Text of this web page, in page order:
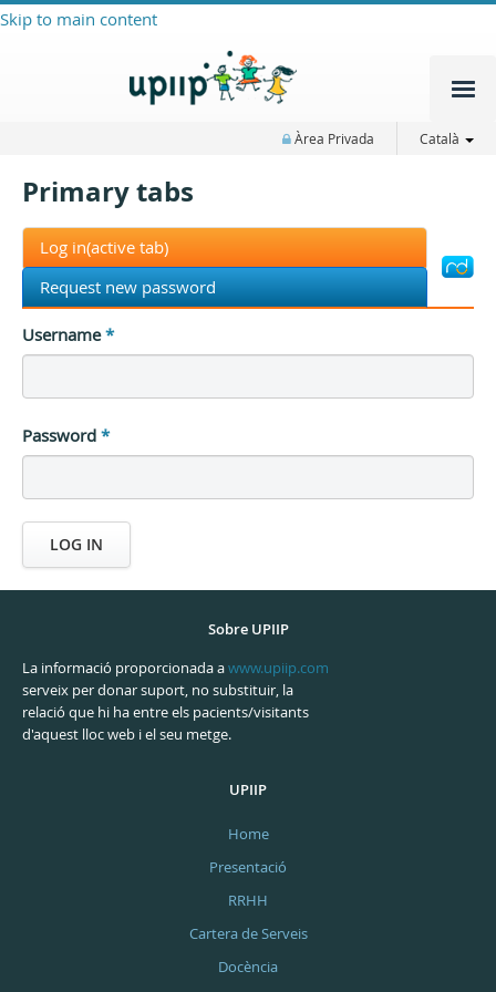
Skip to main content
Àrea Privada Català
Primary tabs
Log in(active tab)
Request new password
Username*
Password *
LOG IN
Sobre UPIIP
La informació proporcionada awww.upiip.com
serveix per donar suport, no substituir, la
relació que hi ha entre els pacients/visitants
d'aquest lloc web i el seu metge.
UPIIP
Home
Presentació
RRHH
Cartera de Serveis
Docència